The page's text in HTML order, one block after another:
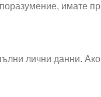
имате
лични данни.